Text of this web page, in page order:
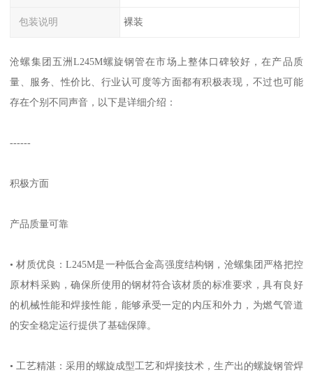
包装说明 裸装
沧螺集团五洲L245M螺旋钢管在市场上整体口碑较好，在产品质
量、服务、性价比、行业认可度等方面都有积极表现，不过也可能
存在个别不同声音，以下是详细介绍：
------
积极方面
产品质量可靠
• 材质优良：L245M是一种低合金高强度结构钢，沧螺集团严格把控
原材料采购，确保所使用的钢材符合该材质的标准要求，具有良好
的机械性能和焊接性能，能够承受一定的内压和外力，为燃气管道
的安全稳定运行提供了基础保障。
• 工艺精湛：采用的螺旋成型工艺和焊接技术，生产出的螺旋钢管焊